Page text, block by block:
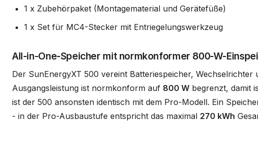
1 x Zubehörpaket (Montagematerial und Gerätefüße)
1 x Set für MC4-Stecker mit Entriegelungswerkzeug
All-in-One-Speicher mit normkonformer 800-W-
Der SunEnergyXT 500 vereint Batteriespeicher, Wechselrichter
Ausgangsleistung ist normkonform auf 800 W begrenzt, damit
ist der 500 ansonsten identisch mit dem Pro-Modell. Ein
- in der Pro-Ausbaustufe entspricht das maximal 270 kWh